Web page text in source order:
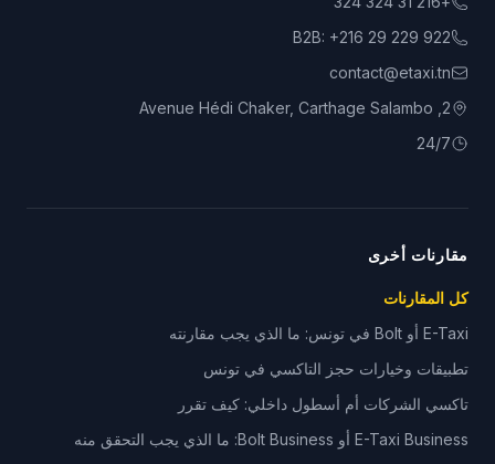
B2B: +216 29 229 922
contact@etaxi.tn
2, Avenue Hédi Chaker, Carthage Salambo
24/7
مقارنات أخرى
كل المقارنات
E-Taxi أو Bolt في تونس: ما الذي يجب مقارنته
تطبيقات وخيارات حجز التاكسي في تونس
تاكسي الشركات أم أسطول داخلي: كيف تقرر
E-Taxi Business أو Bolt Business: ما الذي يجب التحقق منه